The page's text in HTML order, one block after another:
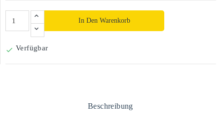
In Den Warenkorb
 Verfügbar
Beschreibung